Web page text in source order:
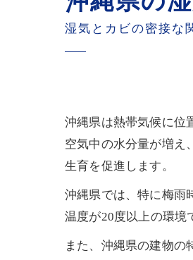
湿気とカビの密接な
沖縄県は熱帯気候に位
空気中の水分量が増え
生育を促進します。
沖縄県では、特に梅雨
温度が20度以上の環境
また、沖縄県の建物の